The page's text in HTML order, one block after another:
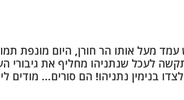
מעל אותו הר חורן, היום מונפת
לעכל שנתניהו מחליף את גיבורי
בנימין נתניהו! הם סורים… מודים